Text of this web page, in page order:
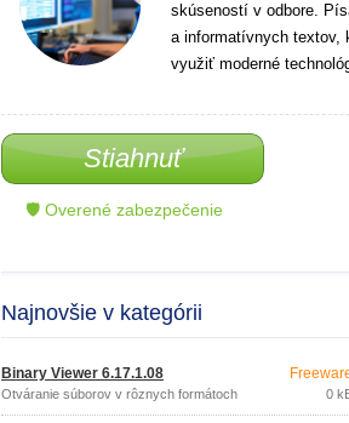
skúseností v odbore.
a informatívnych textov,
využiť moderné
Stiahnuť
🛡 Overené zabezpečenie
Najnovšie v kategórii
Binary Viewer 6.17.1.08
Otváranie súborov v rôznych formátoch 0